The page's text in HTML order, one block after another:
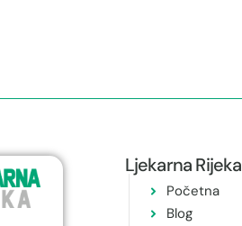
Ljekarna Rijeka
Početna
Blog